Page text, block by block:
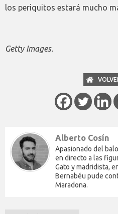
los periquitos estará mucho
Getty Images.
Alberto Cosín
Apasionado del
en directo a las
Gato y madridista,
Bernabéu pude
Maradona.